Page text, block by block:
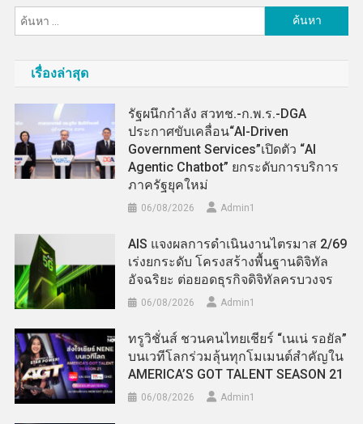
สำหรับ:
เรื่องล่าสุด
รัฐผนึกกำลัง สวทช.-ก.พ.ร.-DGA
ประกาศขับเคลื่อน“AI-Driven
Government Services”เปิดตัว “AI
Agentic Chatbot” ยกระดับการบริการ
ภาครัฐยุคใหม่
06/08/2026 Admin​1
AIS แจงผลการดำเนินงานไตรมาส 2/69
เร่งยกระดับ โครงสร้างพื้นฐานดิจิทัล
อัจฉริยะ ต่อยอดธุรกิจดิจิทัลครบวงจร
06/08/2026 Admin​1
ทรูวิชั่นส์ ชวนคนไทยเชียร์ “เนเน่ รอยัล”
บนเวทีโลกร่วมลุ้นทุกโมเมนต์สำคัญใน
AMERICA’S GOT TALENT SEASON 21
06/08/2026 Admin​1